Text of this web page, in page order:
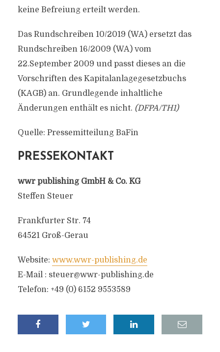
keine Befreiung erteilt werden.
Das Rundschreiben 10/2019 (WA) ersetzt das
Rundschreiben 16/2009 (WA) vom
22.September 2009 und passt dieses an die
Vorschriften des Kapitalanlagegesetzbuchs
(KAGB) an. Grundlegende inhaltliche
Änderungen enthält es nicht. (DFPA/TH1)
Quelle: Pressemitteilung BaFin
PRESSEKONTAKT
wwr publishing GmbH & Co. KG
Steffen Steuer
Frankfurter Str. 74
64521 Groß-Gerau
Website: www.wwr-publishing.de
E-Mail : steuer@wwr-publishing.de
Telefon: +49 (0) 6152 9553589